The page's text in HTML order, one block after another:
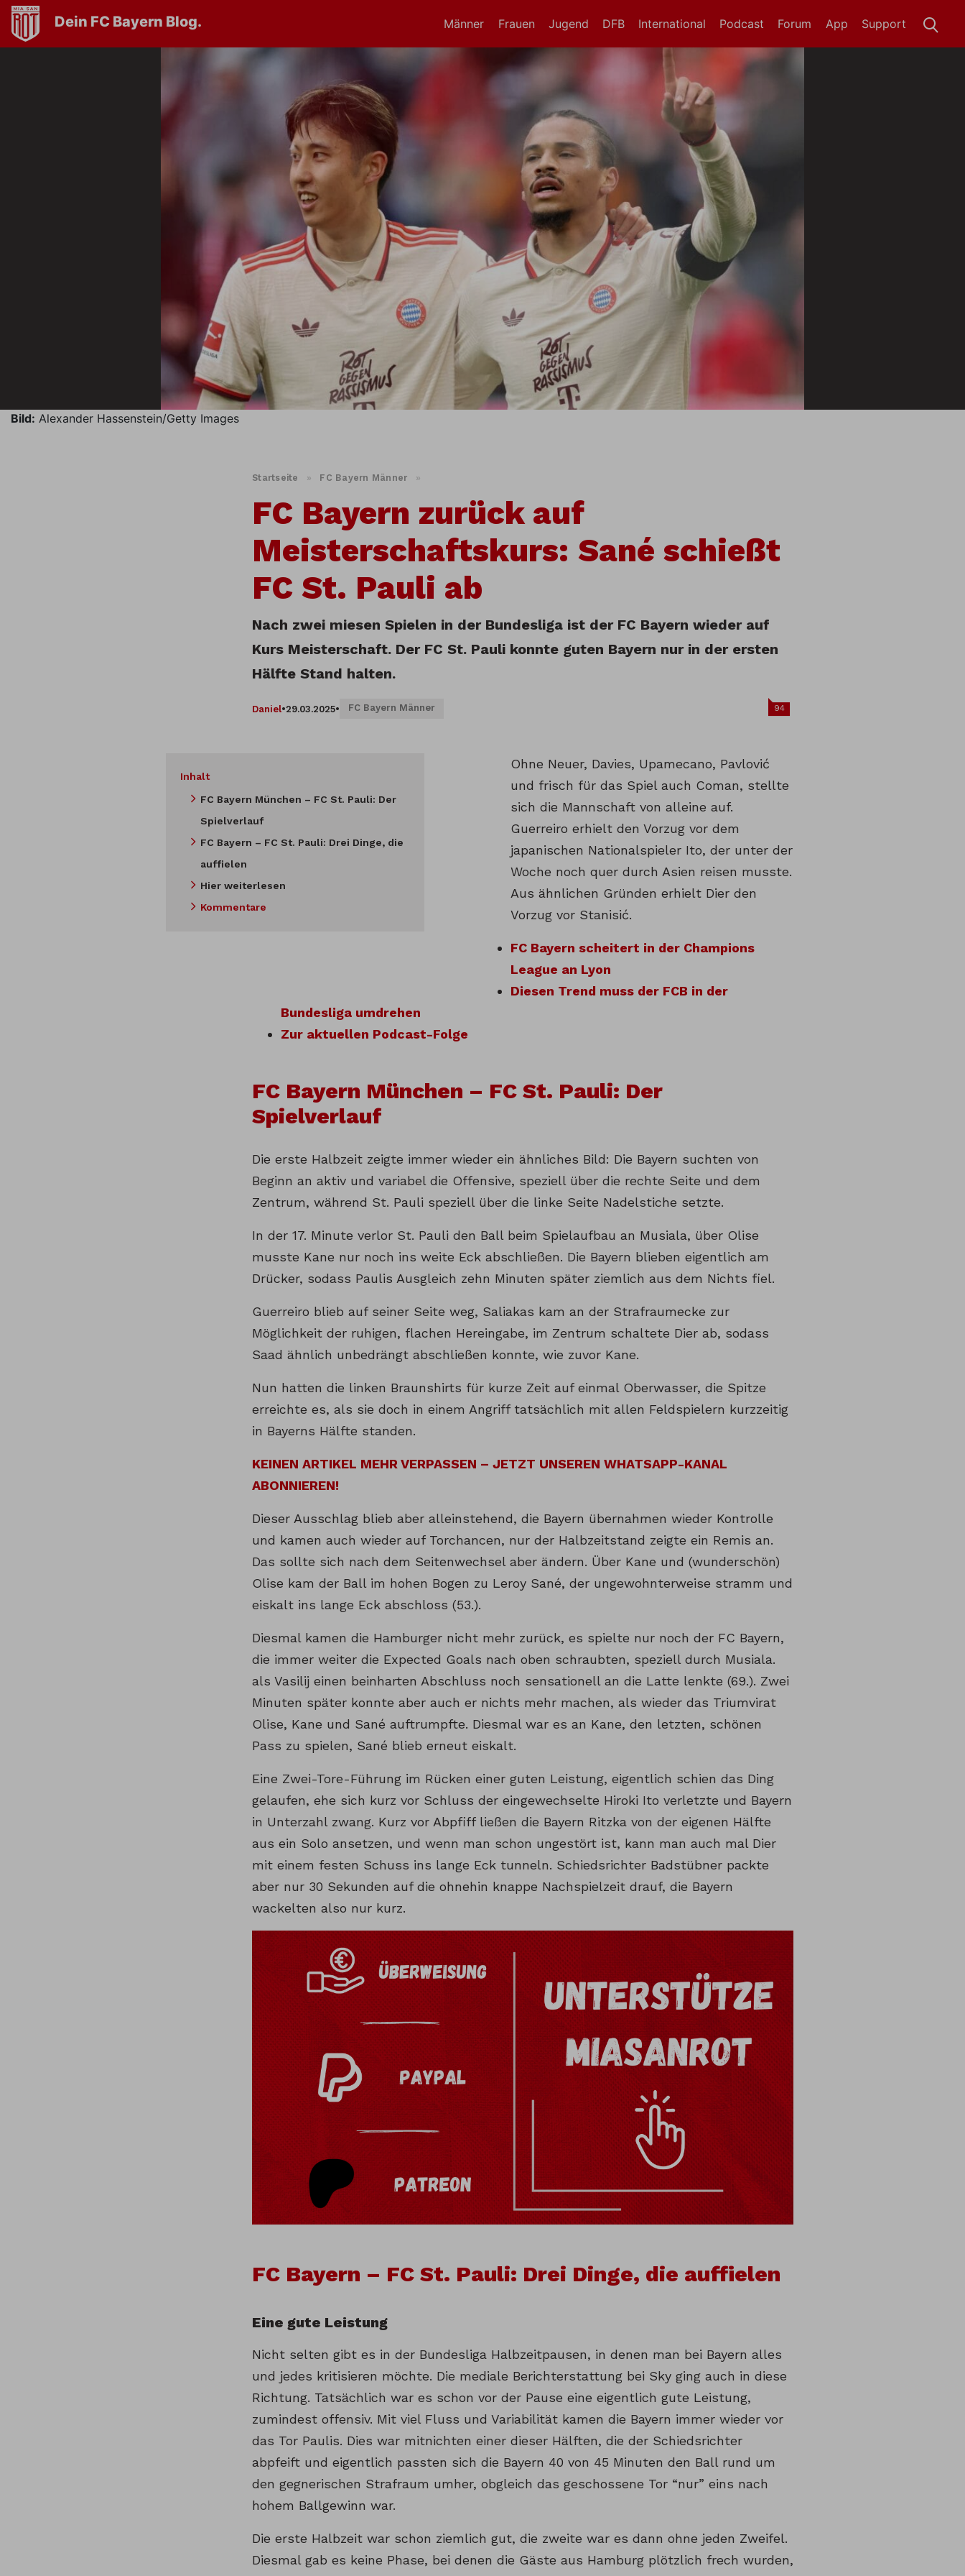
Dein FC Bayern Blog. Männer Frauen Jugend DFB International Support
App
Forum
Podcast
Bild: Alexander Hassenstein/Getty Images
Startseite » FC Bayern Männer »
FC Bayern zurück auf
Meisterschaftskurs: Sané schießt
FC St. Pauli ab
Nach zwei miesen Spielen in der Bundesliga ist der FC Bayern wieder auf
Kurs Meisterschaft. Der FC St. Pauli konnte guten Bayern nur in der ersten
Hälfte Stand halten.
Daniel•29.03.2025• FC Bayern Männer 94
Inhalt
FC Bayern München – FC St. Pauli: Der
Spielverlauf
FC Bayern – FC St. Pauli: Drei Dinge, die
auffielen
Hier weiterlesen
Kommentare
Ohne Neuer, Davies, Upamecano, Pavlović
und frisch für das Spiel auch Coman, stellte
sich die Mannschaft von alleine auf.
Guerreiro erhielt den Vorzug vor dem
japanischen Nationalspieler Ito, der unter der
Woche noch quer durch Asien reisen musste.
Aus ähnlichen Gründen erhielt Dier den
Vorzug vor Stanisić.
FC Bayern scheitert in der Champions
League an Lyon
Diesen Trend muss der FCB in der
Bundesliga umdrehen
Zur aktuellen Podcast-Folge
FC Bayern München – FC St. Pauli: Der
Spielverlauf
Die erste Halbzeit zeigte immer wieder ein ähnliches Bild: Die Bayern suchten von
Beginn an aktiv und variabel die Offensive, speziell über die rechte Seite und dem
Zentrum, während St. Pauli speziell über die linke Seite Nadelstiche setzte.
In der 17. Minute verlor St. Pauli den Ball beim Spielaufbau an Musiala, über Olise
musste Kane nur noch ins weite Eck abschließen. Die Bayern blieben eigentlich am
Drücker, sodass Paulis Ausgleich zehn Minuten später ziemlich aus dem Nichts fiel.
Guerreiro blieb auf seiner Seite weg, Saliakas kam an der Strafraumecke zur
Möglichkeit der ruhigen, flachen Hereingabe, im Zentrum schaltete Dier ab, sodass
Saad ähnlich unbedrängt abschließen konnte, wie zuvor Kane.
Nun hatten die linken Braunshirts für kurze Zeit auf einmal Oberwasser, die Spitze
erreichte es, als sie doch in einem Angriff tatsächlich mit allen Feldspielern kurzzeitig
in Bayerns Hälfte standen.
KEINEN ARTIKEL MEHR VERPASSEN – JETZT UNSEREN WHATSAPP-KANAL
ABONNIEREN!
Dieser Ausschlag blieb aber alleinstehend, die Bayern übernahmen wieder Kontrolle
und kamen auch wieder auf Torchancen, nur der Halbzeitstand zeigte ein Remis an.
Das sollte sich nach dem Seitenwechsel aber ändern. Über Kane und (wunderschön)
Olise kam der Ball im hohen Bogen zu Leroy Sané, der ungewohnterweise stramm und
eiskalt ins lange Eck abschloss (53.).
Diesmal kamen die Hamburger nicht mehr zurück, es spielte nur noch der FC Bayern,
die immer weiter die Expected Goals nach oben schraubten, speziell durch Musiala.
als Vasilij einen beinharten Abschluss noch sensationell an die Latte lenkte (69.). Zwei
Minuten später konnte aber auch er nichts mehr machen, als wieder das Triumvirat
Olise, Kane und Sané auftrumpfte. Diesmal war es an Kane, den letzten, schönen
Pass zu spielen, Sané blieb erneut eiskalt.
Eine Zwei-Tore-Führung im Rücken einer guten Leistung, eigentlich schien das Ding
gelaufen, ehe sich kurz vor Schluss der eingewechselte Hiroki Ito verletzte und Bayern
in Unterzahl zwang. Kurz vor Abpfiff ließen die Bayern Ritzka von der eigenen Hälfte
aus ein Solo ansetzen, und wenn man schon ungestört ist, kann man auch mal Dier
mit einem festen Schuss ins lange Eck tunneln. Schiedsrichter Badstübner packte
aber nur 30 Sekunden auf die ohnehin knappe Nachspielzeit drauf, die Bayern
wackelten also nur kurz.
FC Bayern – FC St. Pauli: Drei Dinge, die auffielen
Eine gute Leistung
Nicht selten gibt es in der Bundesliga Halbzeitpausen, in denen man bei Bayern alles
und jedes kritisieren möchte. Die mediale Berichterstattung bei Sky ging auch in diese
Richtung. Tatsächlich war es schon vor der Pause eine eigentlich gute Leistung,
zumindest offensiv. Mit viel Fluss und Variabilität kamen die Bayern immer wieder vor
das Tor Paulis. Dies war mitnichten einer dieser Hälften, die der Schiedsrichter
abpfeift und eigentlich passten sich die Bayern 40 von 45 Minuten den Ball rund um
den gegnerischen Strafraum umher, obgleich das geschossene Tor “nur” eins nach
hohem Ballgewinn war.
Die erste Halbzeit war schon ziemlich gut, die zweite war es dann ohne jeden Zweifel.
Diesmal gab es keine Phase, bei denen die Gäste aus Hamburg plötzlich frech wurden,